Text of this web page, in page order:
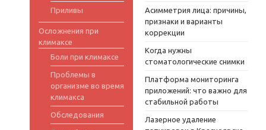
Приливы
Осложнения при
климаксе
Боли при климаксе
Проблемы в
организме во время
климакса
Обследования
Асимметрия лица: причины,
признаки и варианты
коррекции
Когда нужны
стоматологические снимки
Платформа мониторинга
приложений: что важно для
стабильной работы
Лазерное удаление